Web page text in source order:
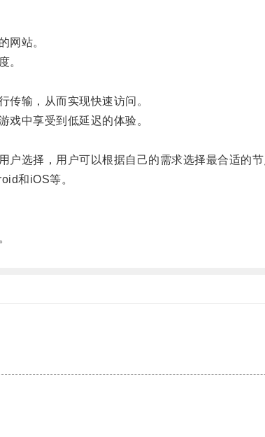
网站。
。
输，从而实现快速访问。
中享受到低延迟的体验。
选择，用户可以根据自己的需求选择最合适的节
和iOS等。